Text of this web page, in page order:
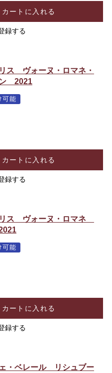
カートに入れる
録する
ス ヴォーヌ・ロマネ・
ン 2021
可能
カートに入れる
録する
リス ヴォーヌ・ロマネ
可能
カートに入れる
録する
・ベレール リシュブー